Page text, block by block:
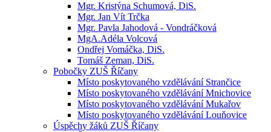
Mgr. Kristýna Schumová, DiS.
Mgr. Jan Vít Trčka
Mgr. Pavla Jahodová - Vondráčková
MgA.Adéla Volcová
Ondřej Vomáčka, DiS.
Tomáš Zeman, DiS.
Pobočky ZUŠ Říčany
Místo poskytovaného vzdělávání Strančice
Místo poskytovaného vzdělávání Mnichovice
Místo poskytovaného vzdělávání Mukařov
Místo poskytovaného vzdělávání Louňovice
Úspěchy žáků ZUŠ Říčany